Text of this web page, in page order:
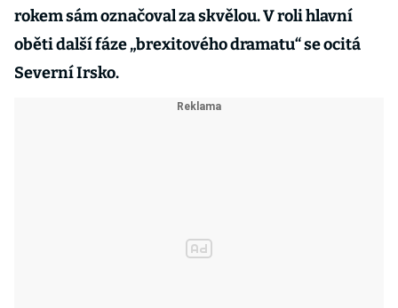
rokem sám označoval za skvělou. V roli hlavní
oběti další fáze „brexitového dramatu“ se ocitá
Severní Irsko.